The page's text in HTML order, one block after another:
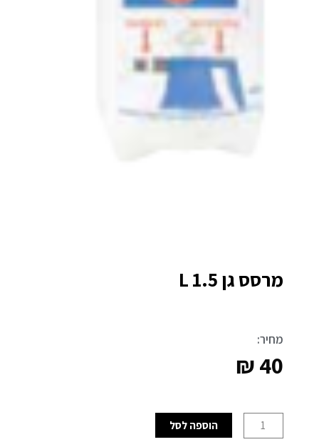
מרסס גן 1.5 L
מחיר:
₪40
של
הוספה לסל